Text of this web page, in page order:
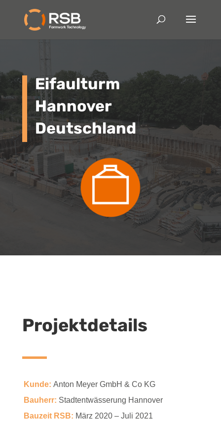
Eifaulturm
Hannover
Deutschland
Projektdetails
Kunde: Anton Meyer GmbH & Co KG
Bauherr: Stadtentwässerung Hannover
Bauzeit RSB: März 2020 – Juli 2021